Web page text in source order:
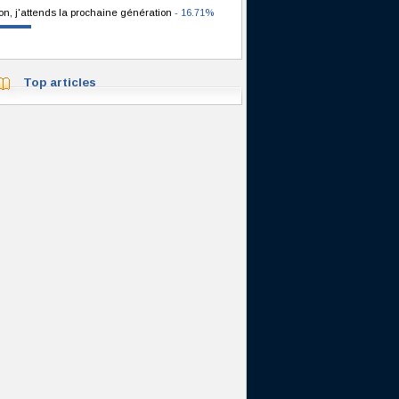
j'attends la prochaine génération - 16.71%
Top articles